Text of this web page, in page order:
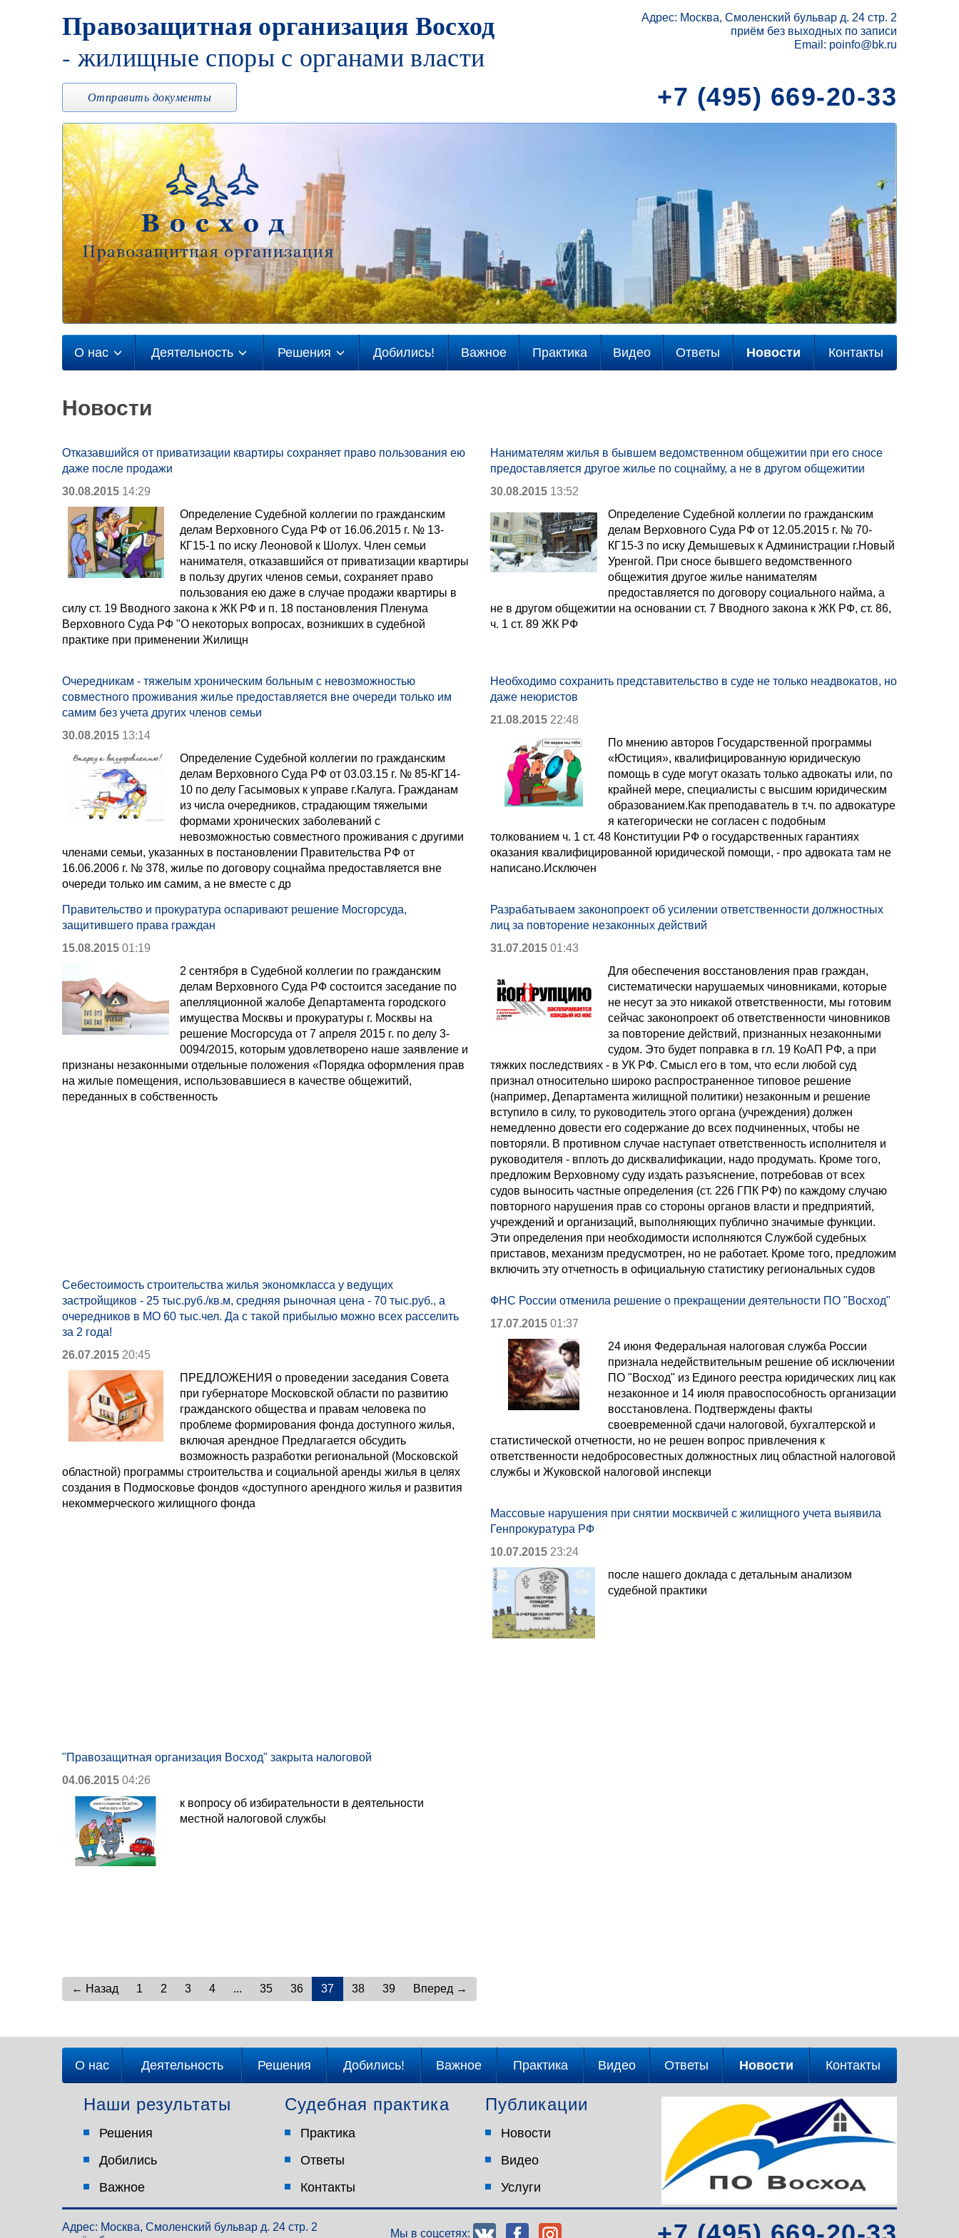
Правозащитная организация Восход
- жилищные споры с органами власти
Отправить документы
Адрес: Москва, Смоленский бульвар д. 24 стр. 2
приём без выходных по записи
Email: poinfo@bk.ru
+7 (495) 669-20-33
О нас Деятельность Решения Добились! Важное Практика Видео Ответы Новости Контакты
Новости
Отказавшийся от приватизации квартиры сохраняет право пользования ею
даже после продажи
30.08.2015 14:29
Определение Судебной коллегии по гражданским
делам Верховного Суда РФ от 16.06.2015 г. № 13-
КГ15-1 по иску Леоновой к Шолух. Член семьи
нанимателя, отказавшийся от приватизации квартиры
в пользу других членов семьи, сохраняет право
пользования ею даже в случае продажи квартиры в
силу ст. 19 Вводного закона к ЖК РФ и п. 18 постановления Пленума
Верховного Суда РФ "О некоторых вопросах, возникших в судебной
практике при применении Жилищн
Нанимателям жилья в бывшем ведомственном общежитии при его сносе
предоставляется другое жилье по соцнайму, а не в другом общежитии
30.08.2015 13:52
Определение Судебной коллегии по гражданским
делам Верховного Суда РФ от 12.05.2015 г. № 70-
КГ15-3 по иску Демышевых к Администрации г.Новый
Уренгой. При сносе бывшего ведомственного
общежития другое жилье нанимателям
предоставляется по договору социального найма, а
не в другом общежитии на основании ст. 7 Вводного закона к ЖК РФ, ст. 86,
ч. 1 ст. 89 ЖК РФ
Очередникам - тяжелым хроническим больным с невозможностью
совместного проживания жилье предоставляется вне очереди только им
самим без учета других членов семьи
30.08.2015 13:14
Определение Судебной коллегии по гражданским
делам Верховного Суда РФ от 03.03.15 г. № 85-КГ14-
10 по делу Гасымовых к управе г.Калуга. Гражданам
из числа очередников, страдающим тяжелыми
формами хронических заболеваний с
невозможностью совместного проживания с другими
членами семьи, указанных в постановлении Правительства РФ от
16.06.2006 г. № 378, жилье по договору соцнайма предоставляется вне
очереди только им самим, а не вместе с др
Необходимо сохранить представительство в суде не только неадвокатов, но
даже неюристов
21.08.2015 22:48
По мнению авторов Государственной программы
«Юстиция», квалифицированную юридическую
помощь в суде могут оказать только адвокаты или, по
крайней мере, специалисты с высшим юридическим
образованием.Как преподаватель в т.ч. по адвокатуре
я категорически не согласен с подобным
толкованием ч. 1 ст. 48 Конституции РФ о государственных гарантиях
оказания квалифицированной юридической помощи, - про адвоката там не
написано.Исключен
Правительство и прокуратура оспаривают решение Мосгорсуда,
защитившего права граждан
15.08.2015 01:19
2 сентября в Судебной коллегии по гражданским
делам Верховного Суда РФ состоится заседание по
апелляционной жалобе Департамента городского
имущества Москвы и прокуратуры г. Москвы на
решение Мосгорсуда от 7 апреля 2015 г. по делу 3-
0094/2015, которым удовлетворено наше заявление и
признаны незаконными отдельные положения «Порядка оформления прав
на жилые помещения, использовавшиеся в качестве общежитий,
переданных в собственность
Разрабатываем законопроект об усилении ответственности должностных
лиц за повторение незаконных действий
31.07.2015 01:43
Для обеспечения восстановления прав граждан,
систематически нарушаемых чиновниками, которые
не несут за это никакой ответственности, мы готовим
сейчас законопроект об ответственности чиновников
за повторение действий, признанных незаконными
судом. Это будет поправка в гл. 19 КоАП РФ, а при
тяжких последствиях - в УК РФ. Смысл его в том, что если любой суд
признал относительно широко распространенное типовое решение
(например, Департамента жилищной политики) незаконным и решение
вступило в силу, то руководитель этого органа (учреждения) должен
немедленно довести его содержание до всех подчиненных, чтобы не
повторяли. В противном случае наступает ответственность исполнителя и
руководителя - вплоть до дисквалификации, надо продумать. Кроме того,
предложим Верховному суду издать разъяснение, потребовав от всех
судов выносить частные определения (ст. 226 ГПК РФ) по каждому случаю
повторного нарушения прав со стороны органов власти и предприятий,
учреждений и организаций, выполняющих публично значимые функции.
Эти определения при необходимости исполняются Службой судебных
приставов, механизм предусмотрен, но не работает. Кроме того, предложим
включить эту отчетность в официальную статистику региональных судов
Себестоимость строительства жилья экономкласса у ведущих
застройщиков - 25 тыс.руб./кв.м, средняя рыночная цена - 70 тыс.руб., а
очередников в МО 60 тыс.чел. Да с такой прибылью можно всех расселить
за 2 года!
26.07.2015 20:45
ПРЕДЛОЖЕНИЯ о проведении заседания Совета
при губернаторе Московской области по развитию
гражданского общества и правам человека по
проблеме формирования фонда доступного жилья,
включая арендное Предлагается обсудить
возможность разработки региональной (Московской
областной) программы строительства и социальной аренды жилья в целях
создания в Подмосковье фондов «доступного арендного жилья и развития
некоммерческого жилищного фонда
ФНС России отменила решение о прекращении деятельности ПО "Восход"
17.07.2015 01:37
24 июня Федеральная налоговая служба России
признала недействительным решение об исключении
ПО "Восход" из Единого реестра юридических лиц как
незаконное и 14 июля правоспособность организации
восстановлена. Подтверждены факты
своевременной сдачи налоговой, бухгалтерской и
статистической отчетности, но не решен вопрос привлечения к
ответственности недобросовестных должностных лиц областной налоговой
службы и Жуковской налоговой инспекци
Массовые нарушения при снятии москвичей с жилищного учета выявила
Генпрокуратура РФ
10.07.2015 23:24
после нашего доклада с детальным анализом
судебной практики
"Правозащитная организация Восход" закрыта налоговой
04.06.2015 04:26
к вопросу об избирательности в деятельности
местной налоговой службы
← Назад 1 2 3 4 ... 35 36 37 38 39 Вперед →
О нас Деятельность Решения Добились! Важное Практика Видео Ответы Новости Контакты
Наши результаты
Решения
Добились
Важное
Судебная практика
Практика
Ответы
Контакты
Публикации
Новости
Видео
Услуги
Адрес: Москва, Смоленский бульвар д. 24 стр. 2
Мы в соцсетях: